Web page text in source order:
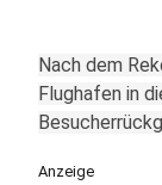
Nach dem
Flughafen in
Anzeige